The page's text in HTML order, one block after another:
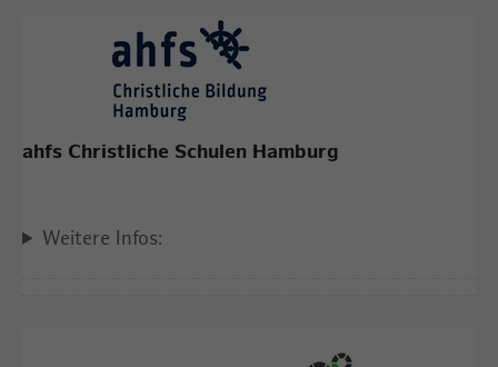
ahfs Christliche Schulen Hamburg
Weitere Infos: